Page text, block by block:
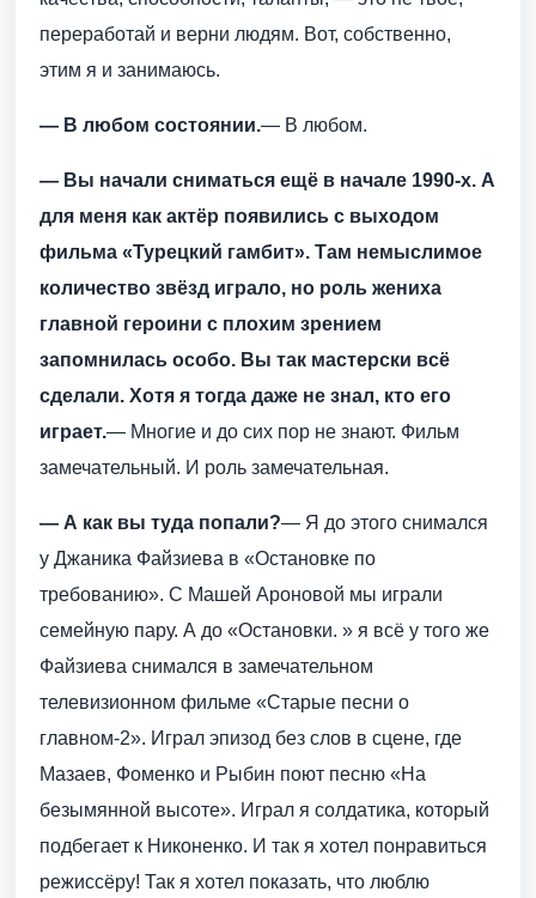
переработай и верни людям. Вот, собственно,
этим я и занимаюсь.
— В любом состоянии.— В любом.
— Вы начали сниматься ещё в начале 1990-х. А
для меня как актёр появились с выходом
фильма «Турецкий гамбит». Там немыслимое
количество звёзд играло, но роль жениха
главной героини с плохим зрением
запомнилась особо. Вы так мастерски всё
сделали. Хотя я тогда даже не знал, кто его
играет.— Многие и до сих пор не знают. Фильм
замечательный. И роль замечательная.
— А как вы туда попали?— Я до этого снимался
у Джаника Файзиева в «Остановке по
требованию». С Машей Ароновой мы играли
семейную пару. А до «Остановки. » я всё у того же
Файзиева снимался в замечательном
телевизионном фильме «Старые песни о
главном-2». Играл эпизод без слов в сцене, где
Мазаев, Фоменко и Рыбин поют песню «На
безымянной высоте». Играл я солдатика, который
подбегает к Никоненко. И так я хотел понравиться
режиссёру! Так я хотел показать, что люблю